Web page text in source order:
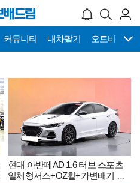
커뮤니티 내차팔기 오토바이
현대 아반떼AD 1.6 터보 스포츠
일체형서스+OZ휠+가변배기 튜닝